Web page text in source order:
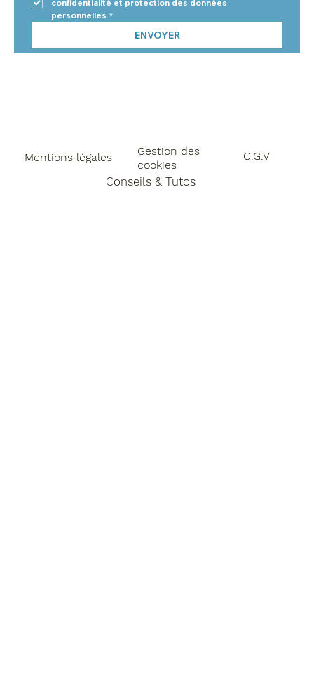
confidentialité et protection des données
personnelles *
ENVOYER
Mentions légales
Gestion des
cookies
C.G.V
Conseils & Tutos